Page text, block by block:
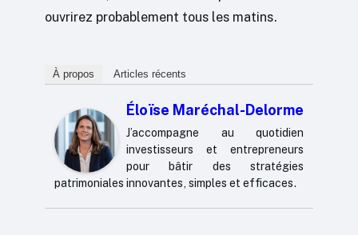
ouvrirez probablement tous les matins.
À propos Articles récents
Éloïse Maréchal-Delorme
J’accompagne au quotidien
investisseurs et entrepreneurs
pour bâtir des stratégies
patrimoniales innovantes, simples et efficaces.